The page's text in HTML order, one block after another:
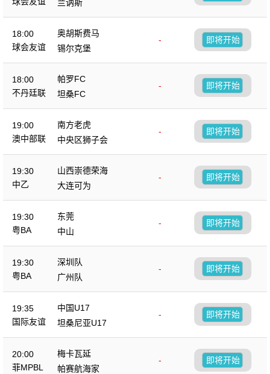
兰讷斯
18:00
球会友谊
奥胡斯费马
-
锡尔克堡
即将开始
18:00
不丹廷联
帕罗FC
-
坦桑FC
即将开始
19:00
澳中部联
南方老虎
-
中央区狮子会
即将开始
19:30
中乙
山西崇德荣海
-
大连可为
即将开始
19:30
粤BA
东莞
-
中山
即将开始
19:30
粤BA
深圳队
-
广州队
即将开始
19:35
国际友谊
中国U17
-
坦桑尼亚U17
即将开始
20:00
菲MPBL
梅卡瓦延
-
帕赛航海家
即将开始